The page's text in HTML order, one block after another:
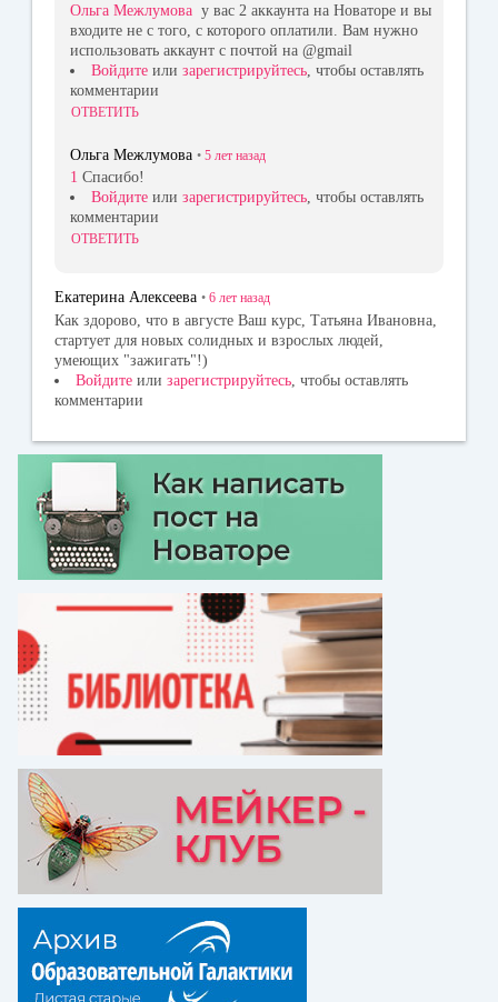
Ольга Межлумова у вас 2 аккаунта на Новаторе и вы
входите не с того, с которого оплатили. Вам нужно
использовать аккаунт с почтой на @gmail
Войдите или зарегистрируйтесь , чтобы оставлять
комментарии
ОТВЕТИТЬ
Ольга Межлумова • 5 лет назад
1 Спасибо!
Войдите или зарегистрируйтесь, чтобы оставлять
комментарии
ОТВЕТИТЬ
Екатерина Алексеева • 6 лет назад
Как здорово, что в августе Ваш курс, Татьяна Ивановна,
стартует для новых солидных и взрослых людей,
умеющих "зажигать"!)
Войдите или зарегистрируйтесь , чтобы оставлять
комментарии